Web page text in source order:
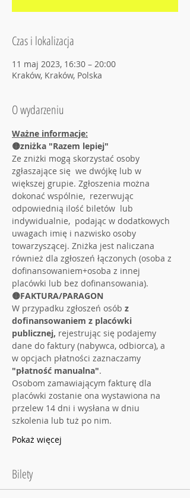
Czas i lokalizacja
11 maj 2023, 16:30 – 20:00
Kraków, Kraków, Polska
O wydarzeniu
Ważne informacje:
🟡zniżka "Razem lepiej"
Ze zniżki mogą skorzystać osoby
zgłaszające się  we dwójkę lub w
większej grupie. Zgłoszenia można
dokonać wspólnie,  rezerwując
odpowiednią ilość biletów  lub
indywidualnie,  podając w dodatkowych
uwagach imię i nazwisko osoby
towarzyszącej. Zniżka jest naliczana
również dla zgłoszeń łączonych (osoba z
dofinansowaniem+osoba z innej
placówki lub bez dofinansowania).
🟡FAKTURA/PARAGON
W przypadku zgłoszeń osób z
dofinansowaniem z placówki
publicznej, rejestrując się podajemy
dane do faktury (nabywca, odbiorca), a
w opcjach płatności zaznaczamy
"płatność manualna".
Osobom zamawiającym fakturę dla
placówki zostanie ona wystawiona na
przelew 14 dni i wysłana w dniu
szkolenia lub tuż po nim.
Pokaż więcej
Bilety